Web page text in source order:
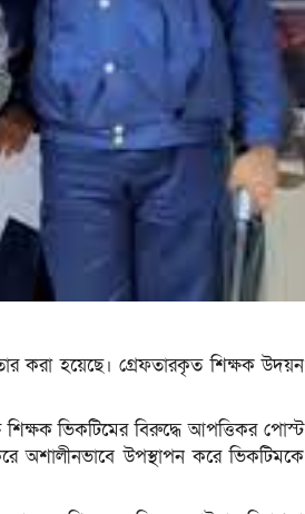
করা হয়েছে। গ্রেফতারকৃত শিক্ষক উদয়ন
ভিকটিমের বিরুদ্ধে আপত্তিকর পোস্ট
অশালীনভাবে উপস্থাপন করে ভিকটিমকে